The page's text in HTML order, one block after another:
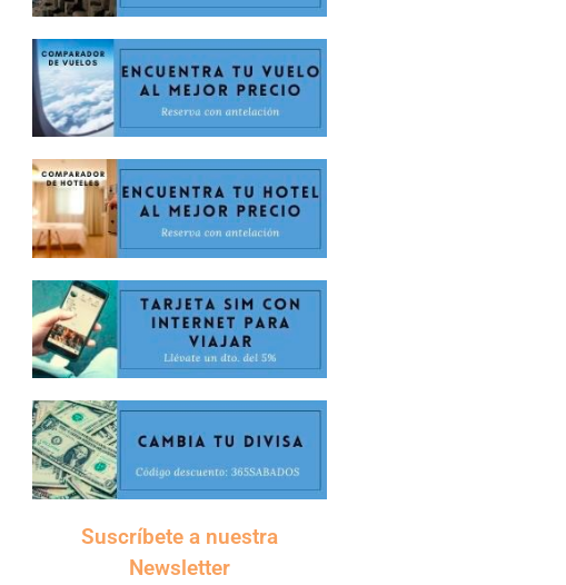
Suscríbete a nuestra
Newsletter